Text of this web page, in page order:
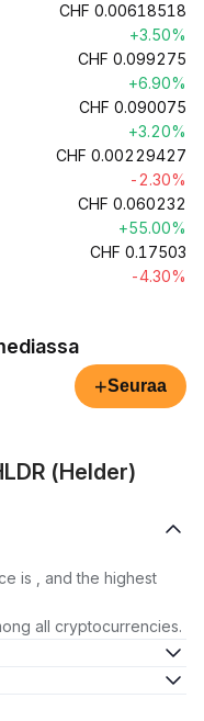
CHF 0.00618518
+3.50%
CHF 0.099275
+6.90%
CHF 0.090075
+3.20%
CHF 0.00229427
-2.30%
CHF 0.060232
+55.00%
CHF 0.17503
-4.30%
+Seuraa
(Helder)
is , and the highest
all cryptocurrencies.